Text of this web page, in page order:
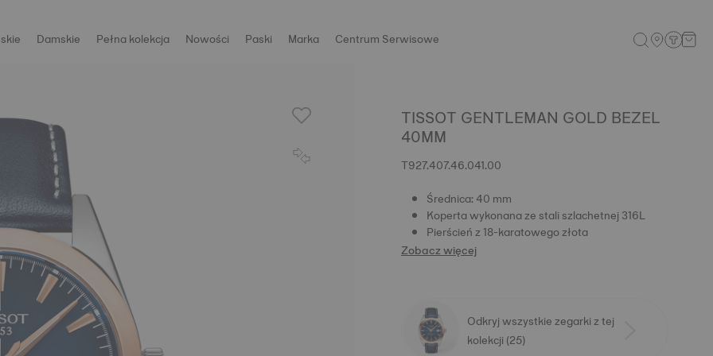
Damskie Pełna kolekcja Nowości Paski Marka Centrum Serwisowe
TISSOT GENTLEMAN GOLD BEZEL
40MM
T927.407.46.041.00
Średnica: 40 mm
Koperta wykonana ze stali szlachetnej 316L
Pierścień z 18-karatowego złota
Zobacz więcej
Odkryj wszystkie zegarki z tej
kolekcji (25)